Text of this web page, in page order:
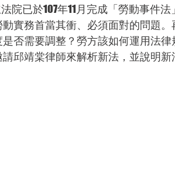
動實務首當其衝、必須面對的問題
是否需要調整？勞方該如何運用法
請邱靖棠律師來解析新法，並說明